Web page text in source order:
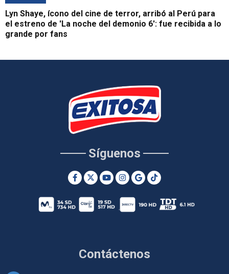
Lyn Shaye, ícono del cine de terror, arribó al Perú para
el estreno de 'La noche del demonio 6': fue recibida a lo
grande por fans
Contáctenos
Síguenos